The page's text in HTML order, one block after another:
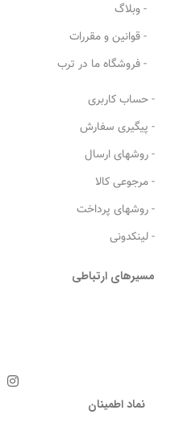
- وبلاگ
- قوانین و مقررات
- فروشگاه ما در ترب
- حساب کاربری
- پیگیری سفارش
- روشهای ارسال
- مرجوعی کالا
- روشهای پرداخت
- لینکدونی
مسیرهای ارتباطی
نماد اطمینان